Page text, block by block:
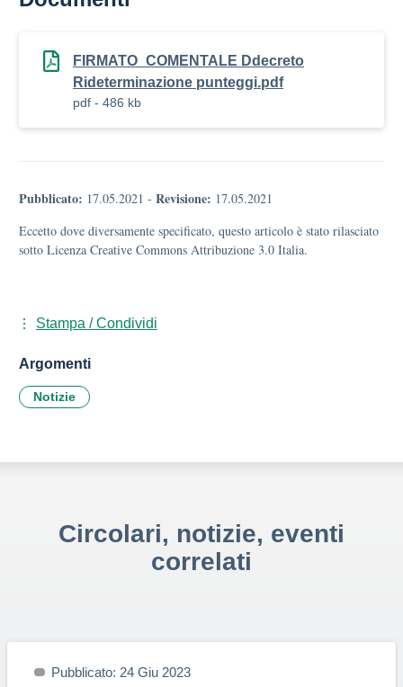
FIRMATO_COMENTALE Ddecreto
Rideterminazione punteggi.pdf
pdf - 486 kb
Pubblicato: 17.05.2021 - Revisione: 17.05.2021
Eccetto dove diversamente specificato, questo articolo è stato rilasciato
sotto Licenza Creative Commons Attribuzione 3.0 Italia.
Stampa / Condividi
Argomenti
Notizie
Circolari, notizie, eventi
correlati
Pubblicato: 24 Giu 2023